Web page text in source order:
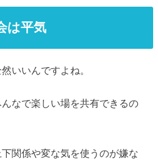
は平気
いいんですよね。
なで楽しい場を共有できるの
関係や変な気を使うのが嫌な